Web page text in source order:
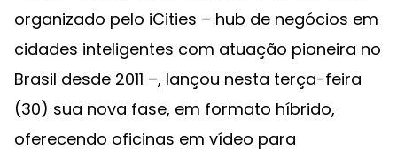
organizado pelo iCities – hub de negócios em
cidades inteligentes com atuação pioneira no
Brasil desde 2011 –, lançou nesta terça-feira
(30) sua nova fase, em formato híbrido,
oferecendo oficinas em vídeo para